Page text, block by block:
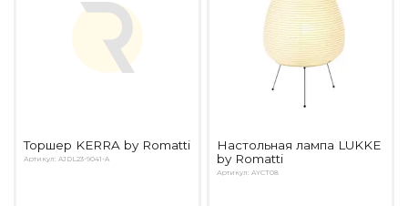
Торшер KERRA by Romatti
Артикул: AJDL23-9041-A
Настольная лампа LUKKE
by Romatti
Артикул: AYCT08